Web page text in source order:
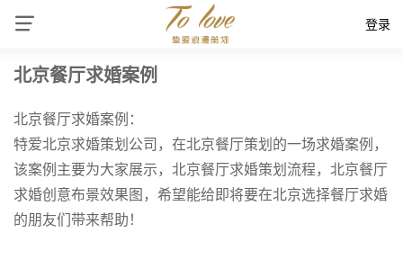
登录
北京餐厅求婚案例
北京餐厅求婚案例：
特爱北京求婚策划公司，在北京餐厅策划的一场求婚案例，
该案例主要为大家展示，北京餐厅求婚策划流程，北京餐厅
求婚创意布景效果图，希望能给即将要在北京选择餐厅求婚
的朋友们带来帮助！